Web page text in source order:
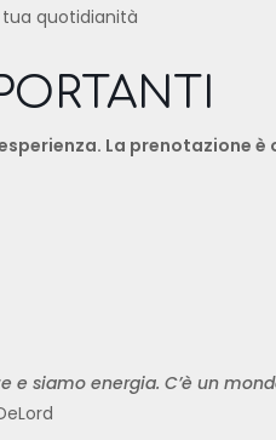
quotidianità
La prenotazione
e siamo energia. C’è un